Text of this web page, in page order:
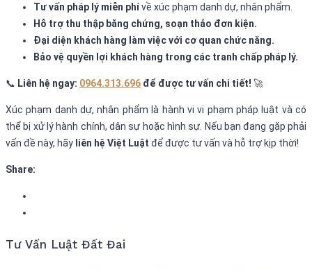
Tư vấn pháp lý miễn phívề xúc phạm danh dự, nhân phẩm.
Hỗ trợ thu thập bằng chứng, soạn thảo đơn kiện.
Đại diện khách hàng làm việc với cơ quan chức năng.
Bảo vệ quyền lợi khách hàng trong các tranh chấp pháp lý.
📞 Liên hệ ngay: 0964.313.696 để được tư vấn chi tiết! 🚀
Xúc phạm danh dự, nhân phẩm là hành vi vi phạm pháp luật và có
thể bị xử lý hành chính, dân sự hoặc hình sự. Nếu bạn đang gặp phải
vấn đề này, hãy liên hệ Việt Luật để được tư vấn và hỗ trợ kịp thời!
Share:
Tư Vấn Luật Đất Đai